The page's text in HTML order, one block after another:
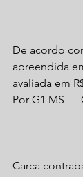
De acordo
apreendida
avaliada em
Por G1 MS —
Carca